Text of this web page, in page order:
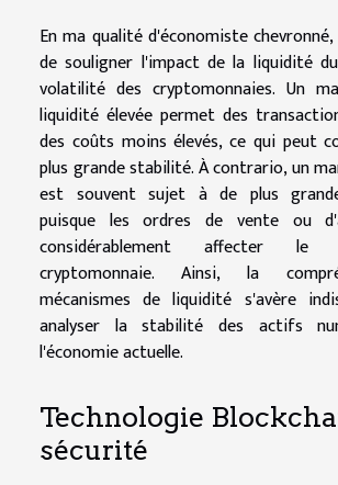
En ma qualité d'économiste
de souligner l'impact de la liquidité
volatilité des cryptomonnaies. Un
liquidité élevée permet des
des coûts moins élevés, ce qui peut
plus grande stabilité. À contrario, un
est souvent sujet à de plus
puisque les ordres de vente ou
considérablement affecter le
cryptomonnaie. Ainsi, la
mécanismes de liquidité s'avère
analyser la stabilité des actifs
l'économie actuelle.
Technologie
sécurité